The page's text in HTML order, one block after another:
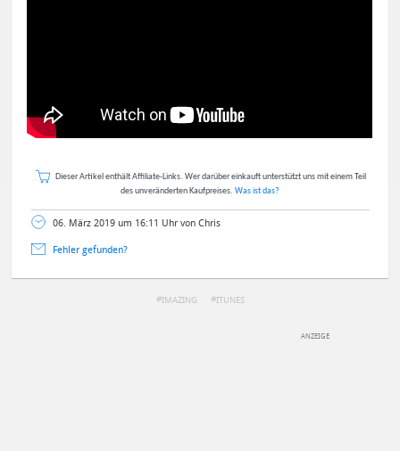
Dieser Artikel enthält Affiliate-Links. Wer darüber einkauft unterstützt uns mit einem Teil
des unveränderten Kaufpreises. Was ist das?
06. März 2019 um 16:11 Uhr von Chris
Fehler gefunden?
IMAZING ITUNES